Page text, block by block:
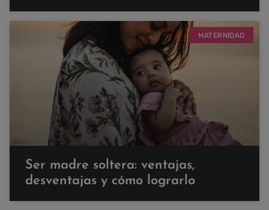
MATERNIDAD
Ser madre soltera: ventajas,
desventajas y cómo lograrlo